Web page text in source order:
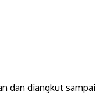
dan diangkut sampai